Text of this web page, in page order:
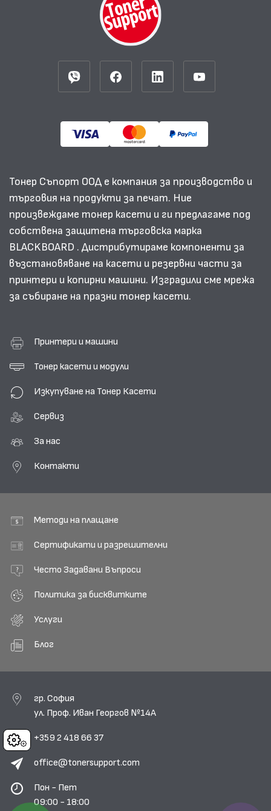
Cookies
Тонер Съпорт ООД е компания за производство и
търговия на продукти за печат. Ние
произвеждаме тонер касети и ги предлагаме под
собствена защитена търговска марка
BLACKBOARD . Дистрибутираме компоненти за
възстановяване на касети и резервни части за
принтери и копирни машини. Изградили сме мрежа
за събиране на празни тонер касети.
Принтери и машини
Тонер касети и модули
Изкупуване на Тонер Касети
Сервиз
За нас
Контакти
Методи на плащане
Сертификати и разрешителни
Често Задавани Въпроси
Политика за бисквитките
Услуги
Блог
гр. София
ул. Проф. Иван Георгов №14А
+359 2 418 66 37
office@tonersupport.com
Пон - Пет
09:00 - 18:00